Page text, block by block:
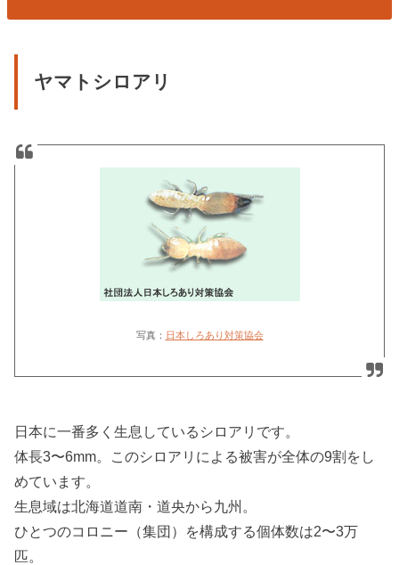
ヤマトシロアリ
写真： 日本しろあり対策協会
日本に一番多く生息しているシロアリです。
体長3〜6mm。このシロアリによる被害が全体の9割をし
めています。
生息域は北海道道南・道央から九州。
ひとつのコロニー（集団）を構成する個体数は2〜3万
匹。